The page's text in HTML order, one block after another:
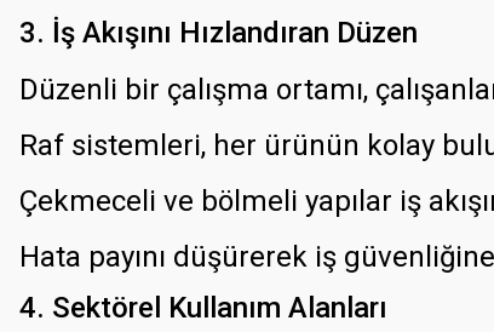
3. İş Akışını Hızlandıran Düzen
Düzenli bir çalışma ortamı,
Raf sistemleri, her ürünün kolay
Çekmeceli ve bölmeli yapılar iş
Hata payını düşürerek iş
4. Sektörel Kullanım Alanları